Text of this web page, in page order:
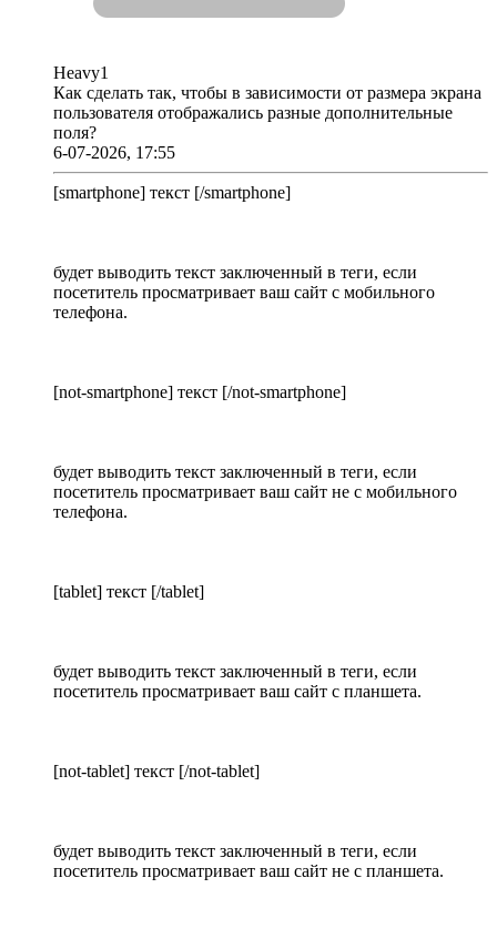
Heavy1
Как сделать так, чтобы в зависимости от размера экрана
пользователя отображались разные дополнительные
поля?
6-07-2026, 17:55
[smartphone] текст [/smartphone]
будет выводить текст заключенный в теги, если
посетитель просматривает ваш сайт с мобильного
телефона.
[not-smartphone] текст [/not-smartphone]
будет выводить текст заключенный в теги, если
посетитель просматривает ваш сайт не с мобильного
телефона.
[tablet] текст [/tablet]
будет выводить текст заключенный в теги, если
посетитель просматривает ваш сайт с планшета.
[not-tablet] текст [/not-tablet]
будет выводить текст заключенный в теги, если
посетитель просматривает ваш сайт не с планшета.